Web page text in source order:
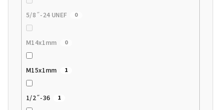
5/8˝-24 UNEF 0
M14x1mm 0
M15x1mm 1
1/2˝-36 1